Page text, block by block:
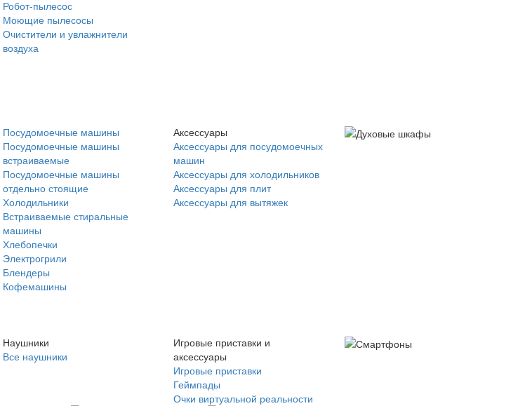
Робот-пылесос
Моющие пылесосы
Очистители и увлажнители
воздуха
Посудомоечные машины
Посудомоечные машины
встраиваемые
Посудомоечные машины
отдельно стоящие
Холодильники
Встраиваемые стиральные
машины
Хлебопечки
Электрогрили
Блендеры
Кофемашины
Аксессуары
Аксессуары для посудомоечных
машин
Аксессуары для холодильников
Аксессуары для плит
Аксессуары для вытяжек
Наушники
Все наушники
Игровые приставки и
аксессуары
Игровые приставки
Геймпады
Очки виртуальной реальности